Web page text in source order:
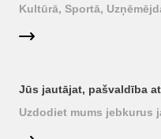
Kultūrā, Sportā,
Jūs jautājat, pašvaldība
Uzdodiet mums jebkurus